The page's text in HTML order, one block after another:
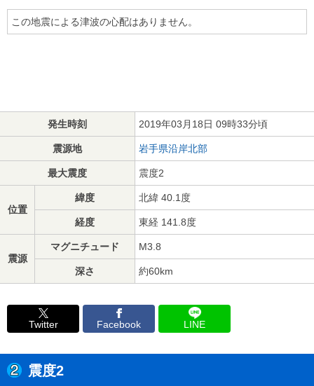
この地震による津波の心配はありません。
発生時刻 2019年03月18日 09時33分頃
震源地 岩手県沿岸北部
最大震度 震度2
位置
緯度 北緯 40.1度
経度 東経 141.8度
震源
マグニチュード M3.8
深さ 約60km
Twitter Facebook LINE
震度2